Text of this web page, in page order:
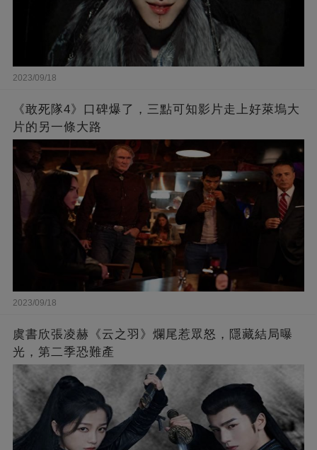
2023/09/18
《敢死隊4》口碑爆了，三點可知影片走上好萊塢大
片的另一條大路
2023/09/18
虞書欣張凌赫《云之羽》爛尾惹眾怒，隱藏結局曝
光，第二季恐難產